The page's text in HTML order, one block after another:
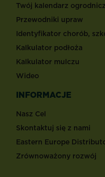
Twój kalendarz
Przewodniki upraw
Identyfikator chorób,
Kalkulator podłoża
Kalkulator mulczu
Wideo
INFORMACJE
Nasz Cel
Skontaktuj się z nami
Eastern Europe
Zrównoważony rozwój